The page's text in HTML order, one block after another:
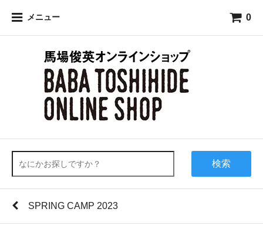
メニュー 0
検索
SPRING CAMP 2023